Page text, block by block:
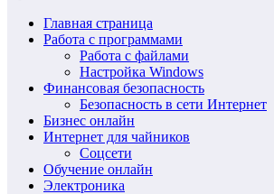
Главная страница
Работа с программами
Работа с файлами
Настройка Windows
Финансовая безопасность
Безопасность в сети Интернет
Бизнес онлайн
Интернет для чайников
Соцсети
Обучение онлайн
Электроника